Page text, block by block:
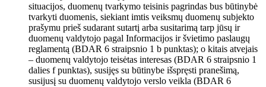
situacijos, duomenų tvarkymo teisinis pagrindas bus būtinybė
tvarkyti duomenis, siekiant imtis veiksmų duomenų subjekto
prašymu prieš sudarant sutartį arba susitarimą tarp jūsų ir
duomenų valdytojo pagal Informacijos ir švietimo paslaugų
reglamentą (BDAR 6 straipsnio 1 b punktas); o kitais atvejais
– duomenų valdytojo teisėtas interesas (BDAR 6 straipsnio 1
dalies f punktas), susijęs su būtinybe išspręsti pranešimą,
susijusį su duomenų valdytojo verslo veikla (BDAR 6